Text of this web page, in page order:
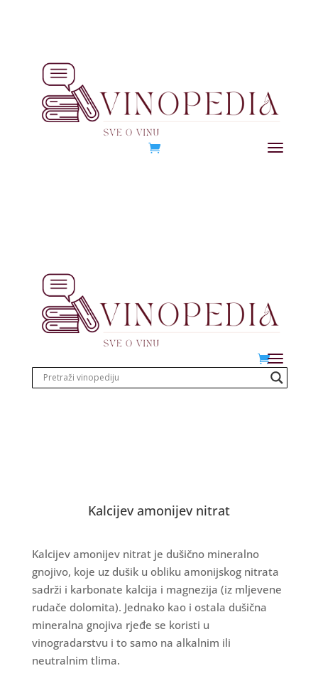
Kalcijev amonijev nitrat
Kalcijev amonijev nitrat je dušično mineralno
gnojivo, koje uz dušik u obliku amonijskog nitrata
sadrži i karbonate kalcija i magnezija (iz mljevene
rudače dolomita). Jednako kao i ostala dušična
mineralna gnojiva rjeđe se koristi u
vinogradarstvu i to samo na alkalnim ili
neutralnim tlima.